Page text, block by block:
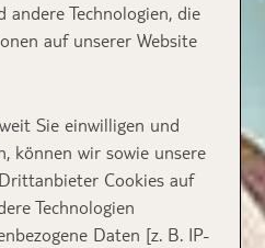
Technologien, die
auf unserer Website
Sie einwilligen und
können wir sowie unsere
Cookies auf
Technologien
Daten [z. B. IP-